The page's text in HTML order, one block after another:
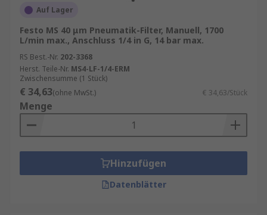
Auf Lager
Festo MS 40 μm Pneumatik-Filter, Manuell, 1700
L/min max., Anschluss 1/4 in G, 14 bar max.
RS Best.-Nr. 202-3368
Herst. Teile-Nr. MS4-LF-1/4-ERM
Zwischensumme (1 Stück)
€ 34,63(ohne MwSt.) € 34,63/Stück
Menge
Hinzufügen
Datenblätter